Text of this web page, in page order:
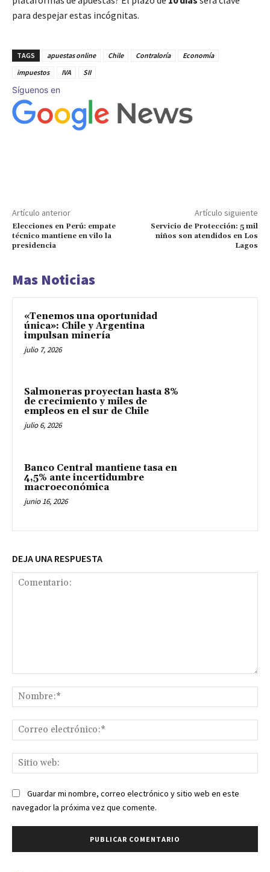
para despejar estas incógnitas.
TAGS apuestas online Chile Contraloría
Economía
impuestos
IVA SII
Síguenos en
Artículo anterior
Elecciones en Perú: empate
técnico mantiene en vilo la
presidencia
Artículo siguiente
Servicio de Protección: 5 mil
niños son atendidos en Los
Lagos
Mas Noticias
«Tenemos una oportunidad
única»: Chile y Argentina
impulsan minería
julio 7, 2026
Salmoneras proyectan hasta 8%
de crecimiento y miles de
empleos en el sur de Chile
julio 6, 2026
Banco Central mantiene tasa en
4,5% ante incertidumbre
macroeconómica
junio 16, 2026
DEJA UNA RESPUESTA
Guardar mi nombre, correo electrónico y sitio web en este
navegador la próxima vez que comente.